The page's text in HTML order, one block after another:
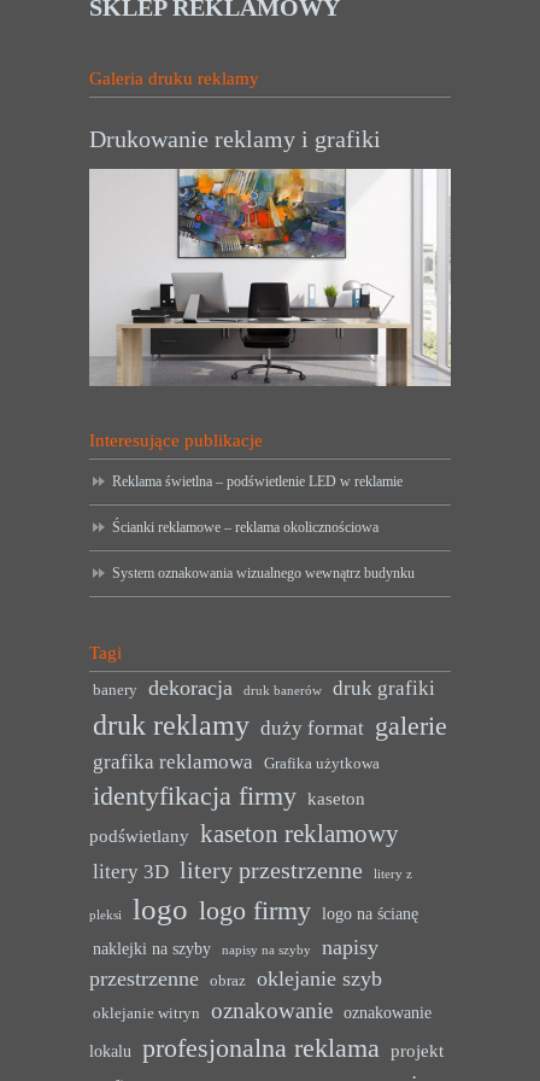
SKLEP REKLAMOWY
Galeria druku reklamy
Drukowanie reklamy i grafiki
Interesujące publikacje
Reklama świetlna – podświetlenie LED w reklamie
Ścianki reklamowe – reklama okolicznościowa
System oznakowania wizualnego wewnątrz budynku
Tagi
banery dekoracja druk banerów druk grafiki
druk reklamy duży format galerie
grafika reklamowa Grafika użytkowa
identyfikacja firmy kaseton
podświetlany kaseton reklamowy
litery 3D litery przestrzenne litery z
pleksi logo logo firmy logo na ścianę
naklejki na szyby
napisy na szyby
napisy
przestrzenne
obraz oklejanie szyb
oklejanie witryn oznakowanie oznakowanie
lokalu profesjonalna reklama projekt